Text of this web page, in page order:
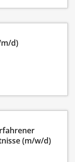
d)
(m/w/d)